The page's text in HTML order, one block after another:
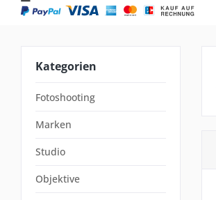
Kategorien
Fotoshooting
Marken
Studio
Objektive